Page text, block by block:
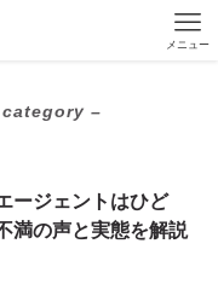
メニュー
–
ージェントはひど
満の声と実態を解説